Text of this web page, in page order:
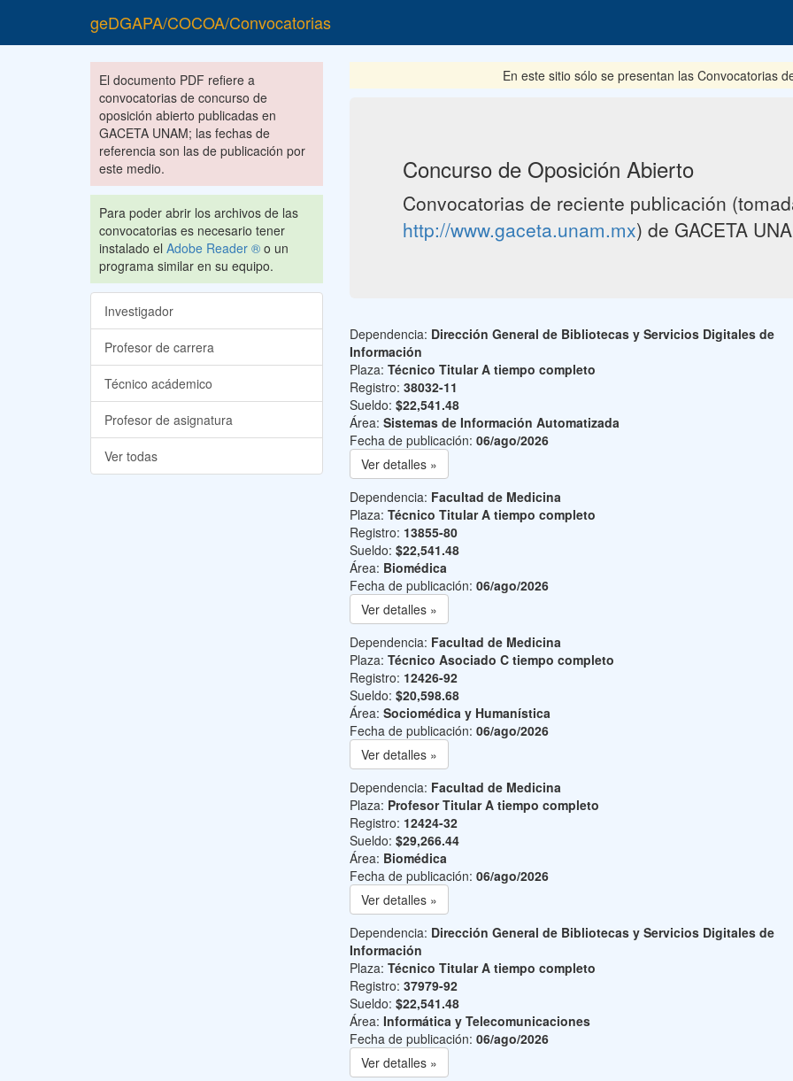
geDGAPA/COCOA/Convocatorias
El documento PDF refiere a
convocatorias de concurso de
oposición abierto publicadas en
GACETA UNAM; las fechas de
referencia son las de publicación por
este medio.
Para poder abrir los archivos de las
convocatorias es necesario tener
instalado el Adobe Reader ® o un
programa similar en su equipo.
Investigador
Profesor de carrera
Técnico acádemico
Profesor de asignatura
Ver todas
En este sitio sólo se presentan las Convocatorias del
Concurso de Oposición Abierto
Convocatorias de reciente publicación
http://www.gaceta.unam.mx) de GACETA
Dependencia: Dirección General de Bibliotecas y Servicios Digitales de
Información
Plaza: Técnico Titular A tiempo completo
Registro: 38032-11
Sueldo: $22,541.48
Área: Sistemas de Información Automatizada
Fecha de publicación: 06/ago/2026
Ver detalles »
Dependencia: Facultad de Medicina
Plaza: Técnico Titular A tiempo completo
Registro: 13855-80
Sueldo: $22,541.48
Área: Biomédica
Fecha de publicación: 06/ago/2026
Ver detalles »
Dependencia: Facultad de Medicina
Plaza: Técnico Asociado C tiempo completo
Registro: 12426-92
Sueldo: $20,598.68
Área: Sociomédica y Humanística
Fecha de publicación: 06/ago/2026
Ver detalles »
Dependencia: Facultad de Medicina
Plaza: Profesor Titular A tiempo completo
Registro: 12424-32
Sueldo: $29,266.44
Área: Biomédica
Fecha de publicación: 06/ago/2026
Ver detalles »
Dependencia: Dirección General de Bibliotecas y Servicios Digitales de
Información
Plaza: Técnico Titular A tiempo completo
Registro: 37979-92
Sueldo: $22,541.48
Área: Informática y Telecomunicaciones
Fecha de publicación: 06/ago/2026
Ver detalles »